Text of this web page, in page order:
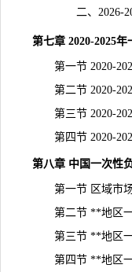
二、2026-2032
第七章 2020-2025
第一节 2020-
第二节 2020-
第三节 2020-
第四节 2020-
第八章 中国一次性
第一节 区域市场
第二节 **地区一
第三节 **地区一
第四节 **地区一